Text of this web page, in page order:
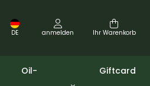
DE anmelden Ihr Warenkorb
Oil- Giftcard